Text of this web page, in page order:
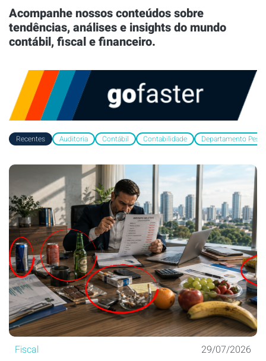
Acompanhe nossos conteúdos sobre
tendências, análises e insights do mundo
contábil, fiscal e financeiro.
Recentes Auditoria Contábil Contabilidade Departamento
Fiscal 29/07/2026